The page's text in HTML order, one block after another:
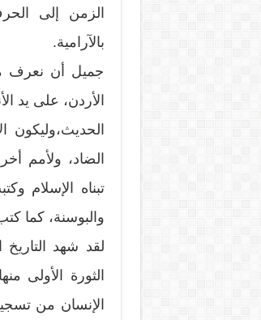
الزمن إلى
بالآرامية.
جميل أن نعرف
الأردن، على يد
الضاد، ولأمم
تبناه الإسلام
والبوسنة، كما
لقد شهد
الثورة الأولى
الإنسان من